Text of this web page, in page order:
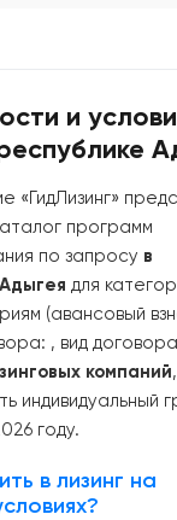
и
«ГидЛизинг»
программ
по запросу в
для
(авансовый
, вид
компаний
индивидуальный
году.
в лизинг на